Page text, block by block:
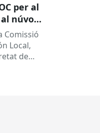
per al
núvol i
Comissió
Local,
de